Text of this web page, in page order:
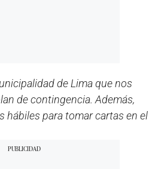
de Lima que nos
de contingencia. Además,
hábiles para tomar cartas en el